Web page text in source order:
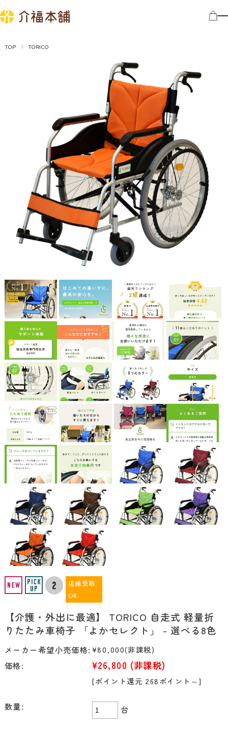
TOP TORICO
店舗受取
OK
【介護・外出に最適】 TORICO 自走式 軽量折
りたたみ車椅子 「よかセレクト」 - 選べる8色
メーカー希望小売価格: ¥80,000(非課税)
価格: ¥26,800 (非課税)
[ポイント還元 268ポイント～]
数量: 台